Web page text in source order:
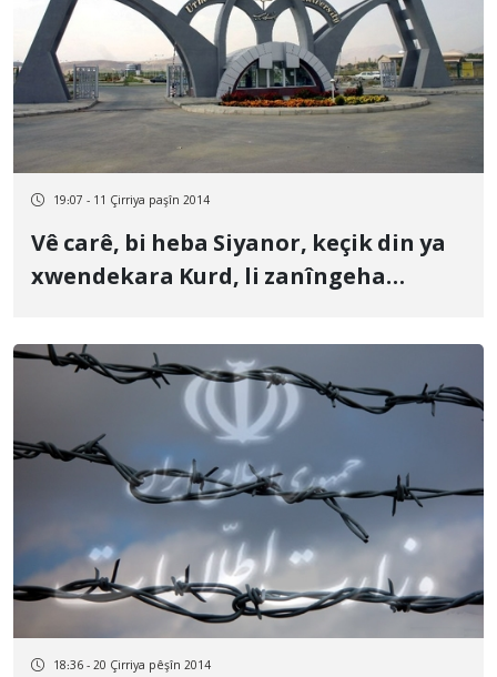
19:07 - 11 Çirriya paşîn 2014
Vê carê, bi heba Siyanor, keçik din ya
xwendekara Kurd, li zanîngeha
18:36 - 20 Çirriya pêşîn 2014